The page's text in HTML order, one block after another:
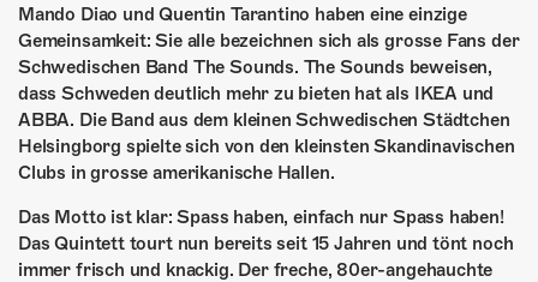
KONTAKT
ÜBER UNS
GÖNNEREI
SHOP
MITMACHEN
Mando Diao und Quentin Tarantino haben eine einzige
Gemeinsamkeit: Sie alle bezeichnen sich als grosse Fans der
Schwedischen Band The Sounds. The Sounds beweisen,
dass Schweden deutlich mehr zu bieten hat als IKEA und
ABBA. Die Band aus dem kleinen Schwedischen Städtchen
Helsingborg spielte sich von den kleinsten Skandinavischen
Clubs in grosse amerikanische Hallen.
Das Motto ist klar: Spass haben, einfach nur Spass haben!
Das Quintett tourt nun bereits seit 15 Jahren und tönt noch
immer frisch und knackig. Der freche, 80er-angehauchte